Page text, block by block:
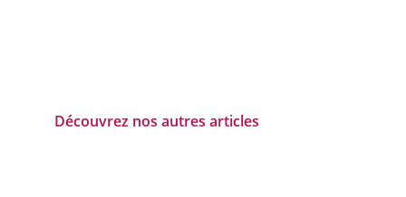
Découvrez nos autres articles